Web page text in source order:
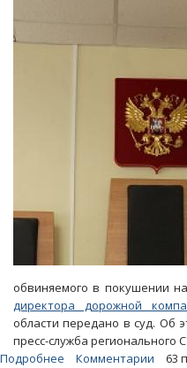
обвиняемого в покушении
директора дорожной
области передано в суд. Об
пресс-служба регионального
Подробнее
Комментарии 63